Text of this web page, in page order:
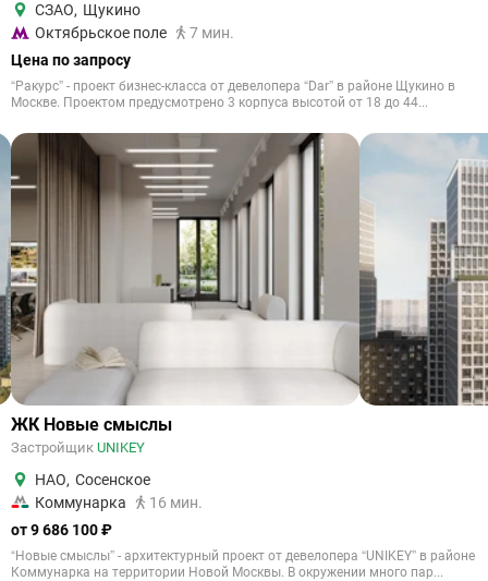
СЗАО, Щукино
Октябрьское поле
7 мин.
Цена по запросу
“Ракурс” - проект бизнес-класса от девелопера “Dar” в районе Щукино в
Москве. Проектом предусмотрено 3 корпуса высотой от 18 до 44...
ЖК Новые смыслы
Застройщик UNIKEY
НАО, Сосенское
Коммунарка
16 мин.
от 9 686 100 ₽
“Новые смыслы” - архитектурный проект от девелопера “UNIKEY” в районе
Коммунарка на территории Новой Москвы. В окружении много пар...